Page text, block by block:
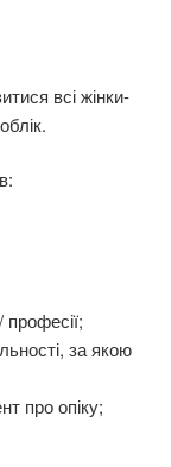
всі жінки-
:
за якою
про опіку;